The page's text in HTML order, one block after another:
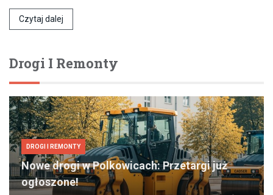
Czytaj dalej
Drogi I Remonty
DROGI I REMONTY
Nowe drogi w Polkowicach: Przetargi już
ogłoszone!